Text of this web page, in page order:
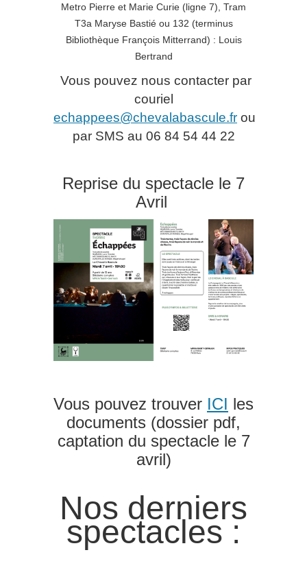
Metro Pierre et Marie Curie (ligne 7), Tram
T3a Maryse Bastié ou 132 (terminus
Bibliothèque François Mitterrand) : Louis
Bertrand
Vous pouvez nous contacter par
couriel
echappees@chevalabascule.fr ou
par SMS au 06 84 54 44 22
Reprise du spectacle le 7
Avril
Vous pouvez trouver ICI les
documents (dossier pdf,
captation du spectacle le 7
avril)
Nos derniers
spectacles :